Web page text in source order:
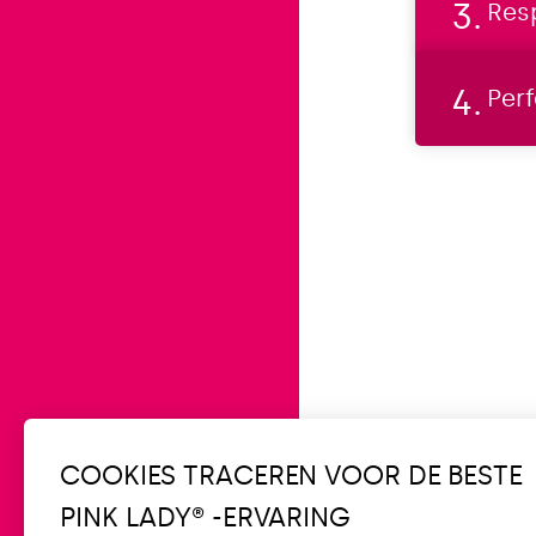
COOKIES TRACEREN VOOR DE BESTE
PINK LADY® -ERVARING